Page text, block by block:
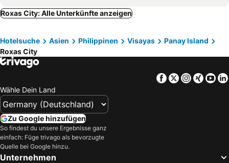
Cabatuan, Visayas Hotels
Libertad, Visayas Hotels
Bacolod City, Visayas Hotels
Carles, Visayas Hotels
Kalibo, Visayas Hotels
Dao, Visayas Hotels
Nueva Valencia, Visayas Hotels
Pandan, Visayas Hotels
El Nido, Visayas Hotels
Manila, Luzon Hotels
Cebu City, Visayas Hotels
Makati, Luzon Hotels
Pasay, Luzon Hotels
Roxas City: Alle Unterkünfte anzeigen
Hotelsuche Asien Philippinen Visayas
Panay Island
Roxas City
Facebook
TwitterXing
Wähle Dein Land
Zu Google hinzufügen
So findest du unsere Ergebnisse ganz
einfach: Füge trivago als bevorzugte
Quelle bei Google hinzu.
Unternehmen